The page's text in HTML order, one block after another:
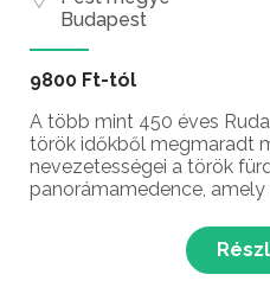
Budapest
9800 Ft-tól
A több mint 450 éves
török időkből megmaradt
nevezetességei a török
panorámamedence,
kiválóan alkalmas a